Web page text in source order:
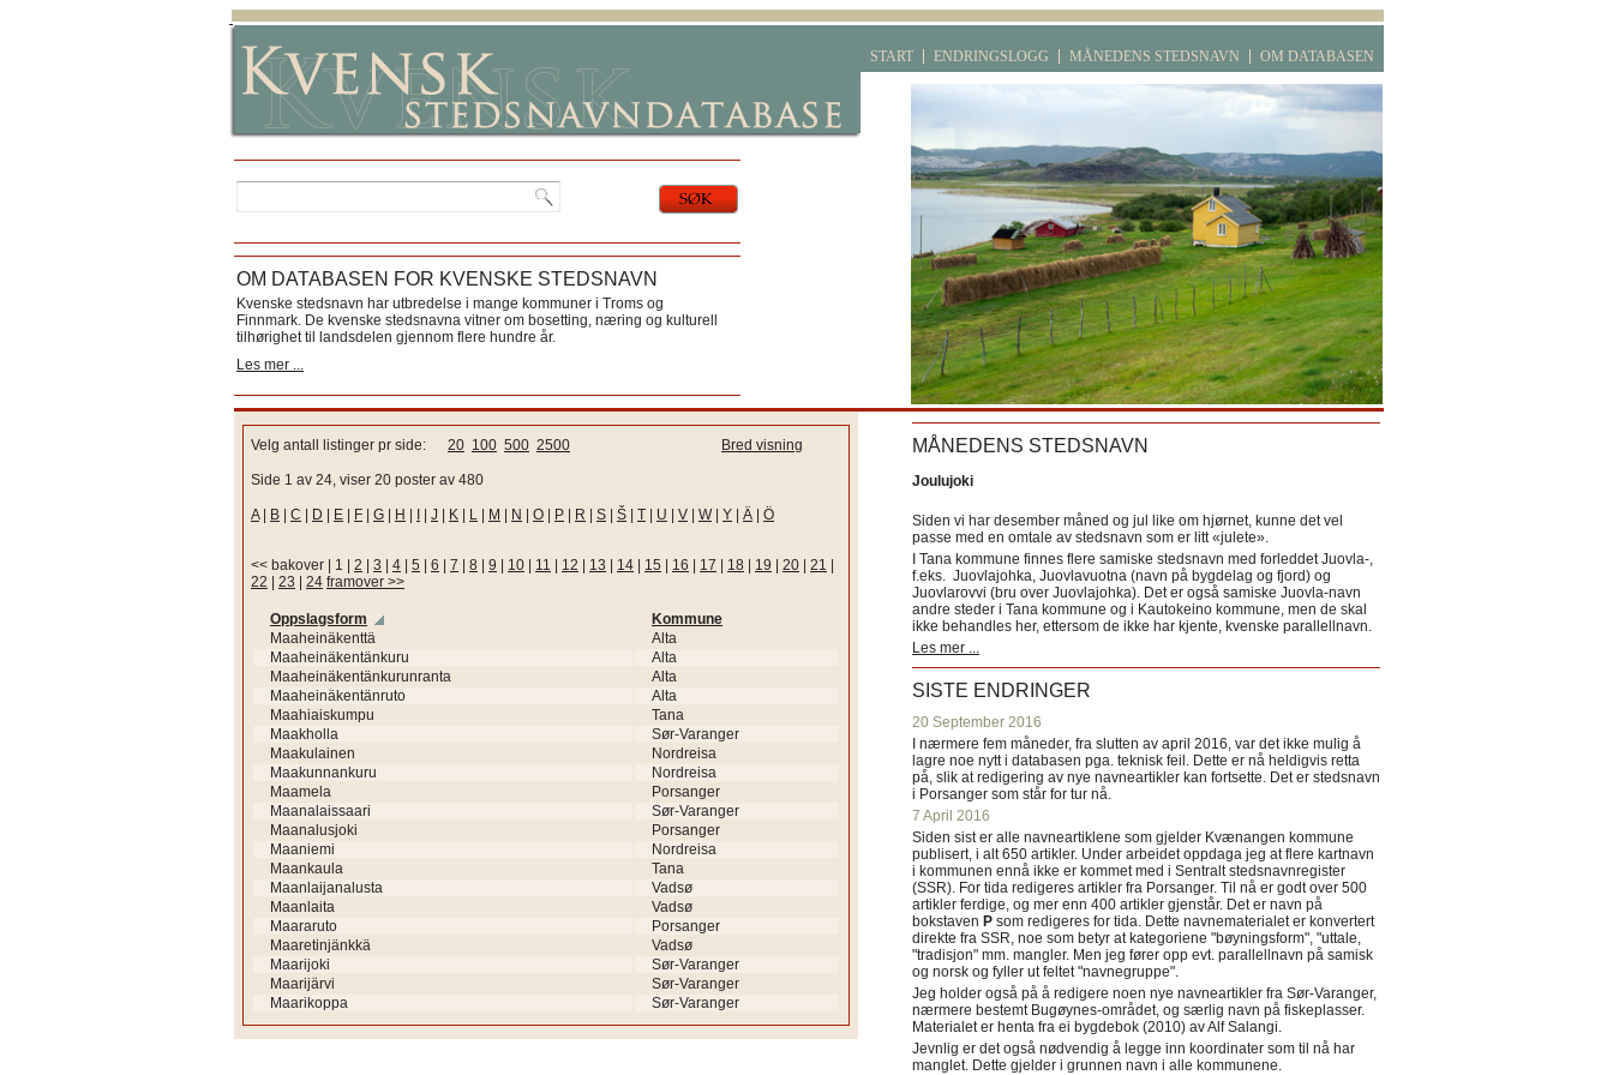
OM DATABASEN FOR KVENSKE STEDSNAVN
Kvenske stedsnavn har utbredelse i mange kommuner i Troms og
Finnmark. De kvenske stedsnavna vitner om bosetting, næring og kulturell
tilhørighet til landsdelen gjennom flere hundre år.
Les mer ...
START ENDRINGSLOGG MÅNEDENS STEDSNAVN OM DATABASEN
Bred visning
Velg antall listinger pr side: 20 100 500 2500
Side 1 av 24, viser 20 poster av 480
A| B C D E F G H J K L M N O P R S Š T U V W| Y Ä Ö
<< bakover 1 2 3 4 5 6 7 8 9 10 11 12 13 14 15 16 17 18 19 20 21
22
23 24 framover >>
Oppslagsform
Kommune
Maaheinäkenttä
Alta
Maaheinäkentänkuru
Alta
Maaheinäkentänkurunranta
Alta
Maaheinäkentänruto
Alta
Maahiaiskumpu
Tana
Maakholla
Sør-Varanger
Maakulainen
Nordreisa
Maakunnankuru
Nordreisa
Maamela
Porsanger
Maanalaissaari
Sør-Varanger
Maanalusjoki
Porsanger
Maaniemi
Nordreisa
Maankaula
Tana
Maanlaijanalusta
Vadsø
Maanlaita
Vadsø
Maararuto
Porsanger
Maaretinjänkkä
Vadsø
Maarijoki
Sør-Varanger
Maarijärvi
Sør-Varanger
Maarikoppa
Sør-Varanger
MÅNEDENS STEDSNAVN
Joulujoki
Siden vi har desember måned og jul like om hjørnet, kunne det vel
passe med en omtale av stedsnavn som er litt «julete».
I Tana kommune finnes flere samiske stedsnavn med forleddet Juovla-,
f.eks. Juovlajohka, Juovlavuotna (navn på bygdelag og fjord) og
Juovlarovvi (bru over Juovlajohka). Det er også samiske Juovla-navn
andre steder i Tana kommune og i Kautokeino kommune, men de skal
ikke behandles her, ettersom de ikke har kjente, kvenske parallellnavn.
Les mer ...
SISTE ENDRINGER
20 September 2016
I nærmere fem måneder, fra slutten av april 2016, var det ikke mulig å
lagre noe nytt i databasen pga. teknisk feil. Dette er nå heldigvis retta
på, slik at redigering av nye navneartikler kan fortsette. Det er stedsnavn
i Porsanger som står for tur nå.
7 April 2016
Siden sist er alle navneartiklene som gjelder Kvænangen kommune
publisert, i alt 650 artikler. Under arbeidet oppdaga jeg at flere kartnavn
i kommunen ennå ikke er kommet med i Sentralt stedsnavnregister
(SSR). For tida redigeres artikler fra Porsanger. Til nå er godt over 500
artikler ferdige, og mer enn 400 artikler gjenstår. Det er navn på
bokstaven P som redigeres for tida. Dette navnematerialet er konvertert
direkte fra SSR, noe som betyr at kategoriene "bøyningsform", "uttale,
"tradisjon" mm. mangler. Men jeg fører opp evt. parallellnavn på samisk
og norsk og fyller ut feltet "navnegruppe".
Jeg holder også på å redigere noen nye navneartikler fra Sør-Varanger,
nærmere bestemt Bugøynes-området, og særlig navn på fiskeplasser.
Materialet er henta fra ei bygdebok (2010) av Alf Salangi.
Jevnlig er det også nødvendig å legge inn koordinater som til nå har
manglet. Dette gjelder i grunnen navn i alle kommunene.